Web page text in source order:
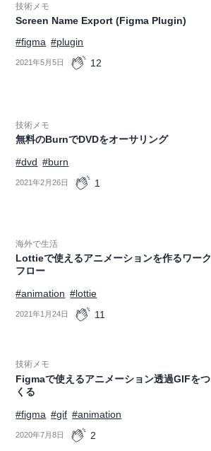
技術メモ
Screen Name Export (Figma Plugin)
#figma #plugin
2021年5月5日 12
技術メモ
無料のBurnでDVDをオーサリング
#dvd #burn
2021年2月26日 1
海外で生活
Lottieで使えるアニメーションを作るワーク
フロー
#animation #lottie
2021年1月24日 11
技術メモ
Figmaで使えるアニメーション透過GIFをつ
くる
#figma #gif #animation
2020年7月8日 2